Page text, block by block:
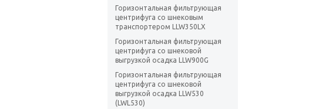
Горизонтальная фильтрующая
центрифуга со шнековым
транспортером LLW350LX
Горизонтальная фильтрующая
центрифуга со шнековой
выгрузкой осадка LLW900G
Горизонтальная фильтрующая
центрифуга со шнековой
выгрузкой осадка LLW530
(LWL530)